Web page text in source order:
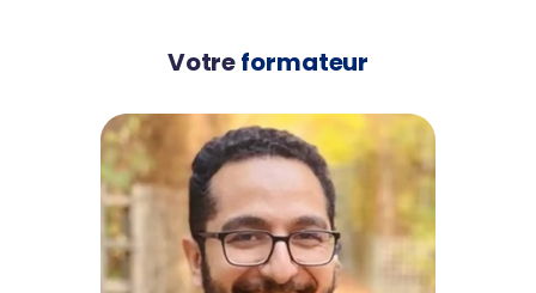
Votreformateur